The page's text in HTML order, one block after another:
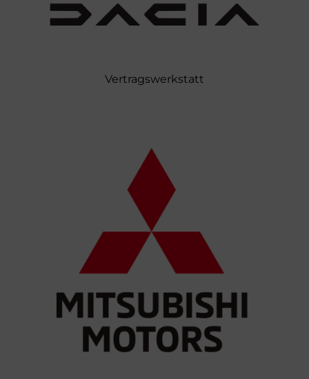
Vertragswerkstatt